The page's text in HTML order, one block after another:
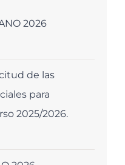
2026
de las
para
2025/2026.